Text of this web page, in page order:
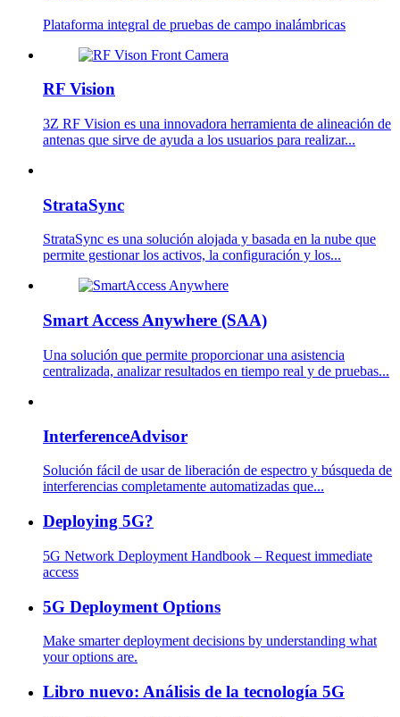
Plataforma integral de pruebas de campo inalámbricas
RF Vision
3Z RF Vision es una innovadora herramienta de alineación de
antenas que sirve de ayuda a los usuarios para realizar...
StrataSync
StrataSync es una solución alojada y basada en la nube que
permite gestionar los activos, la configuración y los...
Smart Access Anywhere (SAA)
Una solución que permite proporcionar una asistencia
centralizada, analizar resultados en tiempo real y de pruebas...
InterferenceAdvisor
Solución fácil de usar de liberación de espectro y búsqueda de
interferencias completamente automatizadas que...
Deploying 5G?
5G Network Deployment Handbook – Request immediate
access
5G Deployment Options
Make smarter deployment decisions by understanding what
your options are.
Libro nuevo: Análisis de la tecnología 5G